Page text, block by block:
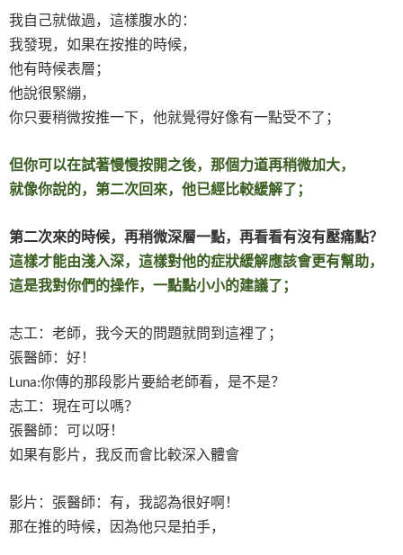
我自己就做過，這樣腹水的：
我發現，如果在按推的時候，
他有時候表層；
他說很緊繃，
你只要稍微按推一下，他就覺得好像有一點受不了；
但你可以在試著慢慢按開之後，那個力道再稍微加大，
就像你說的，第二次回來，他已經比較緩解了；
第二次來的時候，再稍微深層一點，再看看有沒有壓痛點？
這樣才能由淺入深，這樣對他的症狀緩解應該會更有幫助，
這是我對你們的操作，一點點小小的建議了；
志工：老師，我今天的問題就問到這裡了；
張醫師：好！
Luna:你傳的那段影片要給老師看，是不是？
志工：現在可以嗎？
張醫師：可以呀！
如果有影片，我反而會比較深入體會
影片：張醫師：有，我認為很好啊！
那在推的時候，因為他只是拍手，